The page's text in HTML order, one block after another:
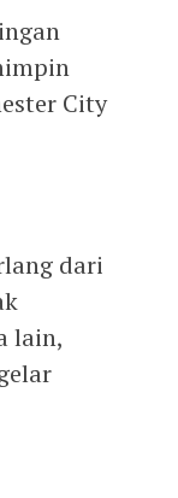
City
dari
lain,